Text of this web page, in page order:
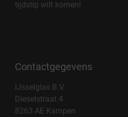
tijdstip wilt komen!
Contactgegevens
IJsselglas B.V.
Dieselstraat 4
8263 AE Kampen